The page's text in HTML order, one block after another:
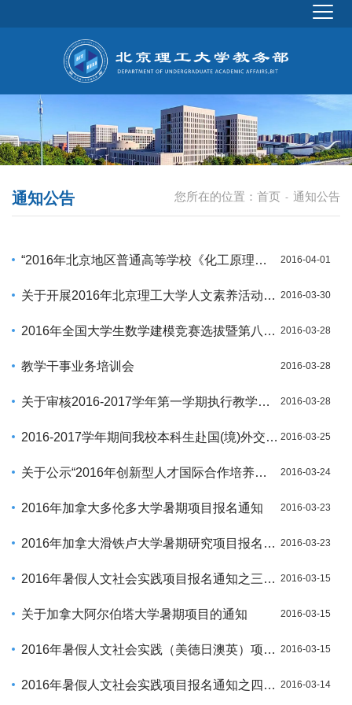
您所在的位置： 首页 - 通知公告
通知公告
“2016年北京地区普通高等学校《化工原理》竞赛”报名通知 2016-04-01
关于开展2016年北京理工大学人文素养活动月的通知 2016-03-30
2016年全国大学生数学建模竞赛选拔暨第八届校内赛报名的通知 2016-03-28
教学干事业务培训会 2016-03-28
关于审核2016-2017学年第一学期执行教学计划的通知 2016-03-28
2016-2017学年期间我校本科生赴国(境)外交换生项目补充报名通知 2016-03-25
关于公示“2016年创新型人才国际合作培养项目”选拔结果的通知 2016-03-24
2016年加拿大多伦多大学暑期项目报名通知 2016-03-23
2016年加拿大滑铁卢大学暑期研究项目报名通知 2016-03-23
2016年暑假人文社会实践项目报名通知之三—日本早稻田大学 2016-03-15
关于加拿大阿尔伯塔大学暑期项目的通知 2016-03-15
2016年暑假人文社会实践（美德日澳英）项目宣讲会通知 2016-03-15
2016年暑假人文社会实践项目报名通知之四—澳大利亚悉尼科技大学 2016-03-14